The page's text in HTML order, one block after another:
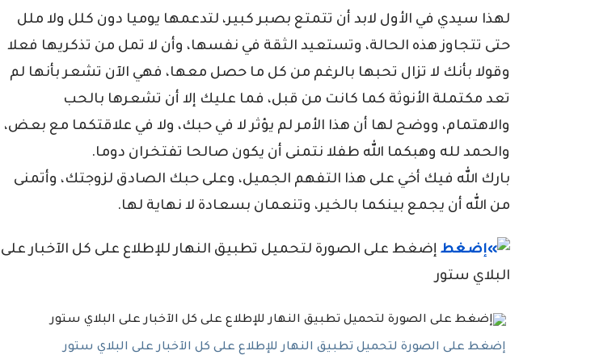
لهذا سيدي في الأول لابد أن تتمتع بصبر كبير، لتدعمها يوميا دون كلل ولا ملل
حتى تتجاوز هذه الحالة، وتستعيد الثقة في نفسها، وأن لا تمل من تذكريها فعلا
وقولا بأنك لا تزال تحبها بالرغم من كل ما حصل معها، فهي الآن تشعر بأنها لم
تعد مكتملة الأنوثة كما كانت من قبل، فما عليك إلا أن تشعرها بالحب
والاهتمام، ووضح لها أن هذا الأمر لم يؤثر لا في حبك، ولا في علاقتكما مع بعض،
والحمد لله وهبكما الله طفلا نتمنى أن يكون صالحا تفتخران دوما.
بارك الله فيك أخي على هذا التفهم الجميل، وعلى حبك الصادق لزوجتك، وأتمنى
من الله أن يجمع بينكما بالخير، وتنعمان بسعادة لا نهاية لها.
إضغط على الصورة لتحميل تطبيق النهار للإطلاع على كل الآخبار على
البلاي ستور
إضغط على الصورة لتحميل تطبيق النهار للإطلاع على كل الآخبار على البلاي ستور